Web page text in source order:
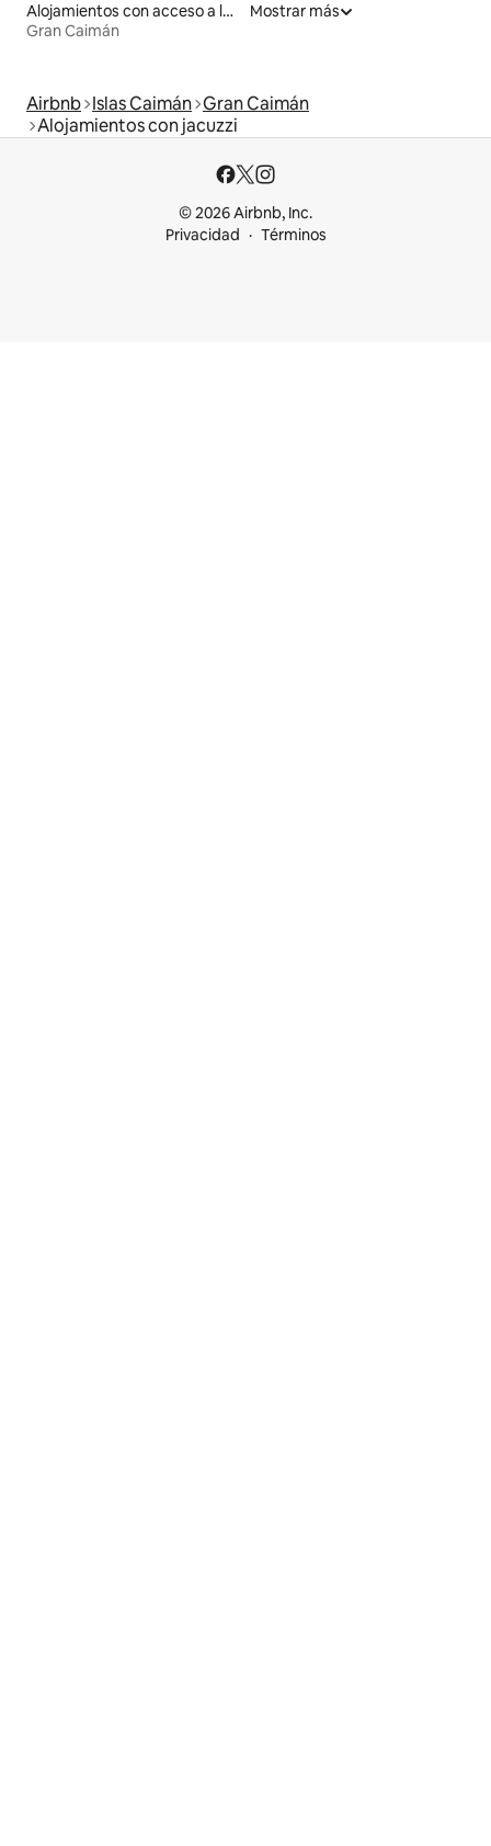
Alojamientos con acceso a la playa
Gran Caimán
Mostrar más
Airbnb Islas Caimán Gran Caimán
Alojamientos con jacuzzi
© 2026 Airbnb, Inc.
Privacidad
Términos